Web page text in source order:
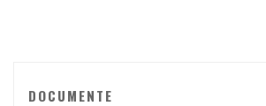
DOCUMENTE